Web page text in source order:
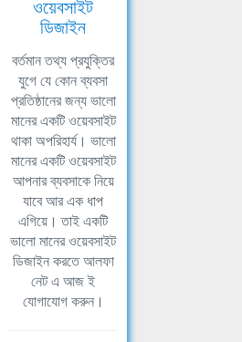
ওয়েবসাইট
ডিজাইন
বর্তমান তথ্য প্রযুক্তির
যুগে যে কোন ব্যবসা
প্রতিষ্ঠানের জন্য ভালো
মানের একটি ওয়েবসাইট
থাকা অপরিহার্য। ভালো
মানের একটি ওয়েবসাইট
আপনার ব্যবসাকে নিয়ে
যাবে আর এক ধাপ
এগিয়ে। তাই একটি
ভালো মানের ওয়েবসাইট
ডিজাইন করতে আলফা
নেট এ আজ ই
যোগাযোগ করুন।